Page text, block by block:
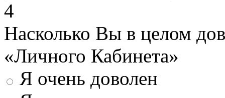
4
Насколько Вы в целом
«Личного Кабинета»
Я очень доволен